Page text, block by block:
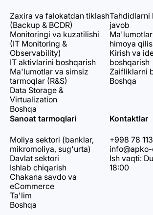
Zaxira va falokatdan tiklash
(Backup & BCDR)
Monitoringi va kuzatilishi
(IT Monitoring &
Observability)
IT aktivlarini boshqarish
Ma'lumotlar va simsiz
tarmoqlar (R&S)
Data Storage &
Virtualization
Boshqa
Tahdidlarni
javob
himoya
Kirish va
boshqarish
Zaifliklarni
Boshqa
Sanoat tarmoqlari
Moliya sektori (banklar,
mikromoliya, sug'urta)
Davlat sektori
Ishlab chiqarish
Chakana savdo va
eCommerce
Ta'lim
Boshqa
Kontaktlar
+998 78
Ish vaqti:
18:00